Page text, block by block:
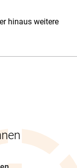
hinaus weitere